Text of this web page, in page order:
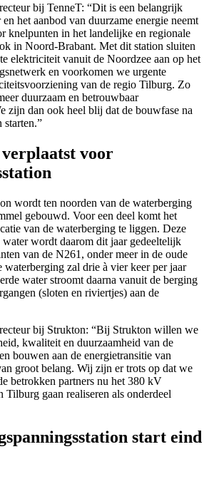
bij TenneT: “Dit is een belangrijk
het aanbod van duurzame energie neemt
knelpunten in het landelijke en regionale
in Noord-Brabant. Met dit station sluiten
elektriciteit vanuit de Noordzee aan op het
en voorkomen we urgente
van de regio Tilburg. Zo
duurzaam en betrouwbaar
zijn dan ook heel blij dat de bouwfase na
starten.”
voor
wordt ten noorden van de waterberging
gebouwd. Voor een deel komt het
van de waterberging te liggen. Deze
wordt daarom dit jaar gedeeltelijk
van de N261, onder meer in de oude
zal drie à vier keer per jaar
water stroomt daarna vanuit de berging
(sloten en riviertjes) aan de
bij Strukton: “Bij Strukton willen we
kwaliteit en duurzaamheid van de
bouwen aan de energietransitie van
groot belang. Wij zijn er trots op dat we
betrokken partners nu het 380 kV
Tilburg gaan realiseren als onderdeel
start eind